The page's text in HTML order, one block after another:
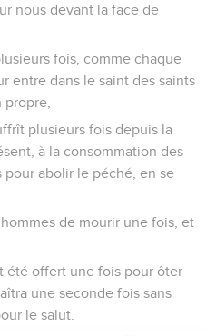
nous devant la face de
fois, comme chaque
entre dans le saint des saints
plusieurs fois depuis la
à la consommation des
pour abolir le péché, en se
de mourir une fois, et
été offert une fois pour ôter
une seconde fois sans
le salut.